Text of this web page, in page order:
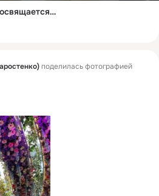
поделилась фотографией